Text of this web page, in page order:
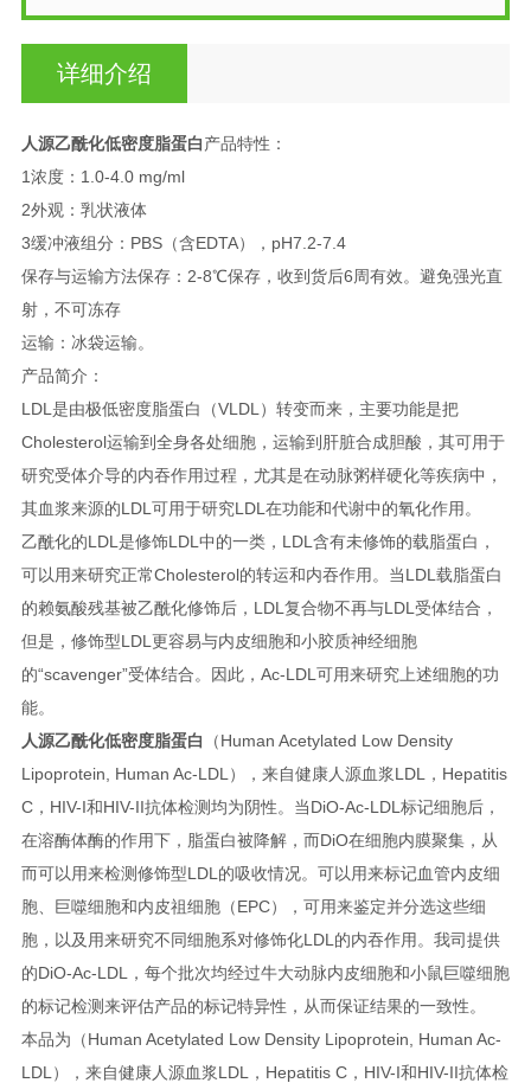
详细介绍
人源乙酰化低密度脂蛋白产品特性：
1浓度：1.0-4.0 mg/ml
2外观：乳状液体
3缓冲液组分：PBS（含EDTA），pH7.2-7.4
保存与运输方法保存：2-8℃保存，收到货后6周有效。避免强光直
射，不可冻存
运输：冰袋运输。
产品简介 ：
LDL是由极低密度脂蛋白（VLDL）转变而来，主要功能是把
Cholesterol运输到全身各处细胞，运输到肝脏合成胆酸，其可用于
研究受体介导的内吞作用过程，尤其是在动脉粥样硬化等疾病中，
其血浆来源的LDL可用于研究LDL在功能和代谢中的氧化作用。
乙酰化的LDL是修饰LDL中的一类，LDL含有未修饰的载脂蛋白，
可以用来研究正常Cholesterol的转运和内吞作用。当LDL载脂蛋白
的赖氨酸残基被乙酰化修饰后，LDL复合物不再与LDL受体结合，
但是，修饰型LDL更容易与内皮细胞和小胶质神经细胞
的“scavenger”受体结合。因此，Ac-LDL可用来研究上述细胞的功
能。
人源乙酰化低密度脂蛋白
（Human Acetylated Low Density
Lipoprotein, Human Ac-LDL），来自健康人源血浆LDL，Hepatitis
C，HIV-I和HIV-II抗体检测均为阴性。当DiO-Ac-LDL标记细胞后，
在溶酶体酶的作用下，脂蛋白被降解，而DiO在细胞内膜聚集，从
而可以用来检测修饰型LDL的吸收情况。可以用来标记血管内皮细
胞、巨噬细胞和内皮祖细胞（EPC），可用来鉴定并分选这些细
胞，以及用来研究不同细胞系对修饰化LDL的内吞作用。我司提供
的DiO-Ac-LDL，每个批次均经过牛大动脉内皮细胞和小鼠巨噬细胞
的标记检测来评估产品的标记特异性，从而保证结果的一致性。
本品为（Human Acetylated Low Density Lipoprotein, Human Ac-
LDL），来自健康人源血浆LDL，Hepatitis C，HIV-I和HIV-II抗体检